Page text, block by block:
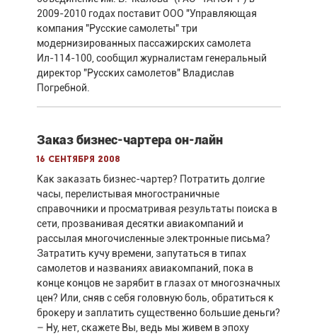
2009-2010 годах поставит ООО "Управляющая
компания "Русские самолеты" три
модернизированных пассажирских самолета
Ил-114-100, сообщил журналистам генеральный
директор "Русских самолетов" Владислав
Погребной.
Заказ бизнес-чартера он-лайн
16 сентября 2008
Как заказать бизнес-чартер? Потратить долгие
часы, перелистывая многостраничные
справочники и просматривая результаты поиска в
сети, прозванивая десятки авиакомпаний и
рассылая многочисленные электронные письма?
Затратить кучу времени, запутаться в типах
самолетов и названиях авиакомпаний, пока в
конце концов не зарябит в глазах от многозначных
цен? Или, сняв с себя головную боль, обратиться к
брокеру и заплатить существенно большие деньги?
– Ну, нет, скажете Вы, ведь мы живем в эпоху